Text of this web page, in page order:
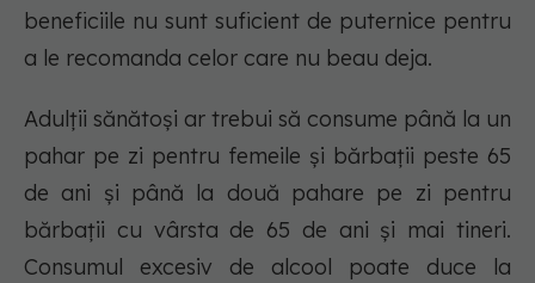
beneficiile nu sunt suficient de puternice pentru
a le recomanda celor care nu beau deja.
Adulții sănătoși ar trebui să consume până la un
pahar pe zi pentru femeile și bărbații peste 65
de ani și până la două pahare pe zi pentru
bărbații cu vârsta de 65 de ani și mai tineri.
Consumul excesiv de alcool poate duce la